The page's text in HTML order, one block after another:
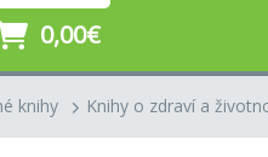
0,00€
knihy Knihy o zdraví a